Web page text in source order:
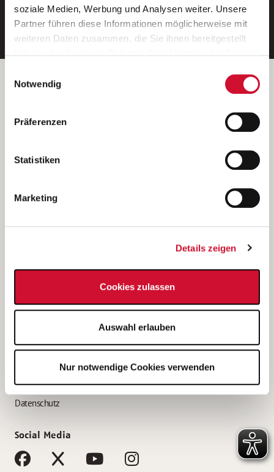
soziale Medien, Werbung und Analysen weiter. Unsere
Partner führen diese Informationen möglicherweise mit
weiteren Daten zusammen, die Sie ihnen bereitgestellt
Wenn Sie auf „Cookies zulassen“ klicken, so stimmen
Sie der Speicherung sämtlicher Cookies zu. Sie können
Ihre Einwilligung selbstverständlich jederzeit widerrufen,
indem Sie die Cookie-Einstellungen aufrufen und diese
unsererDatenschutzerklärung
Notwendig
Präferenzen
Statistiken
Marketing
Details zeigen
Cookies zulassen
Auswahl erlauben
Nur notwendige Cookies verwenden
E-Mail-Adresse eintragen
Betreiber der Webseite
Kantstraße 45a
(Ein Tochterunternehmen des AWO Bezirksverbandes Unterfranken
e.V.)
Bewerbung als Altenpflegehelfer*in
Bewerbung als Erzieher*in
AWO Gliederungen nach Bundesland
Impressum
Datenschutz
Social Media